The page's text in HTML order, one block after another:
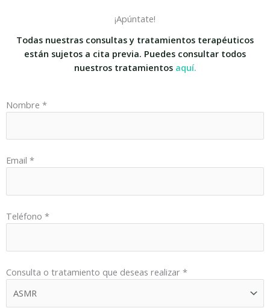
¡Apúntate!
Todas nuestras consultas y tratamientos terapéuticos
están sujetos a cita previa. Puedes consultar todos
nuestros tratamientos aquí.
Nombre *
Email *
Teléfono *
Consulta o tratamiento que deseas realizar *